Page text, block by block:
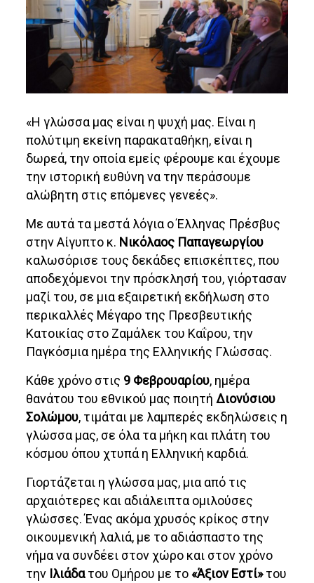
«Η γλώσσα μας είναι η ψυχή μας. Είναι η
πολύτιμη εκείνη παρακαταθήκη, είναι η
δωρεά, την οποία εμείς φέρουμε και έχουμε
την ιστορική ευθύνη να την περάσουμε
αλώβητη στις επόμενες γενεές».
Με αυτά τα μεστά λόγια ο Έλληνας Πρέσβυς
στην Αίγυπτο κ. Νικόλαος Παπαγεωργίου
καλωσόρισε τους δεκάδες επισκέπτες, που
αποδεχόμενοι την πρόσκλησή του, γιόρτασαν
μαζί του, σε μια εξαιρετική εκδήλωση στο
περικαλλές Μέγαρο της Πρεσβευτικής
Κατοικίας στο Ζαμάλεκ του Καΐρου, την
Παγκόσμια ημέρα της Ελληνικής Γλώσσας.
Κάθε χρόνο στις 9 Φεβρουαρίου, ημέρα
θανάτου του εθνικού μας ποιητή Διονύσιου
Σολώμου, τιμάται με λαμπερές εκδηλώσεις η
γλώσσα μας, σε όλα τα μήκη και πλάτη του
κόσμου όπου χτυπά η Ελληνική καρδιά.
Γιορτάζεται η γλώσσα μας, μια από τις
αρχαιότερες και αδιάλειπτα ομιλούσες
γλώσσες. Ένας ακόμα χρυσός κρίκος στην
οικουμενική λαλιά, με το αδιάσπαστο της
νήμα να συνδέει στον χώρο και στον χρόνο
την Ιλιάδατου Ομήρου με το«Άξιον Εστί»του